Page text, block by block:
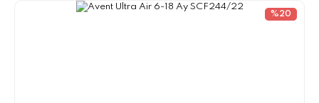
%20